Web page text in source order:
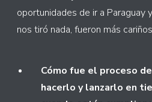
oportunidades de ir a Paraguay
nos tiró nada, fueron más
Cómo fue el proceso de
hacerlo y lanzarlo en